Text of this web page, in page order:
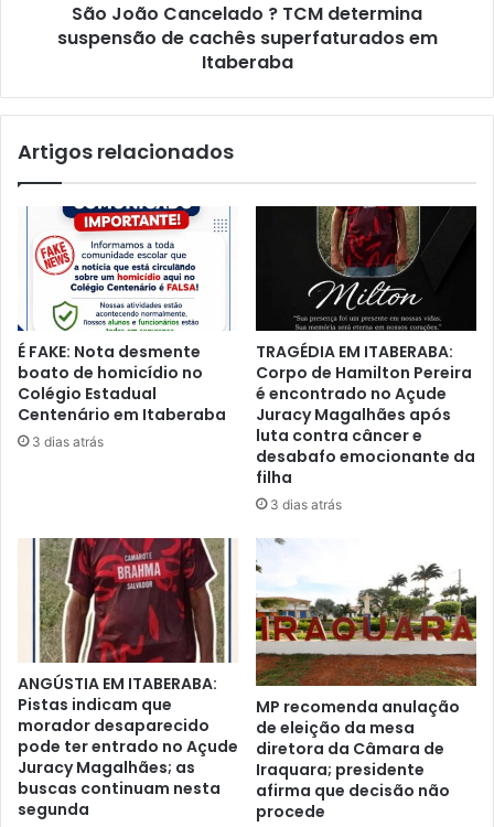
superfaturadosSão João Cancelado ? TCM determina
suspensão de cachês superfaturados em
Itaberaba
Artigos relacionados
É FAKE: Nota desmente
boato de homicídio no
Colégio Estadual
Centenário em Itaberaba
3 dias atrás
TRAGÉDIA EM ITABERABA:
Corpo de Hamilton Pereira
é encontrado no Açude
Juracy Magalhães após
luta contra câncer e
desabafo emocionante da
filha
3 dias atrás
ANGÚSTIA EM ITABERABA:
Pistas indicam que
morador desaparecido
pode ter entrado no Açude
Juracy Magalhães; as
buscas continuam nesta
segunda
MP recomenda anulação
de eleição da mesa
diretora da Câmara de
Iraquara; presidente
afirma que decisão não
procede